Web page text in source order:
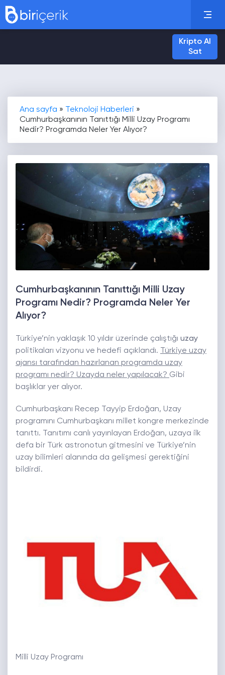
Kripto Al
Sat
Ana sayfa » Teknoloji Haberleri »
Cumhurbaşkanının Tanıttığı Milli Uzay Programı
Nedir? Programda Neler Yer Alıyor?
Cumhurbaşkanının Tanıttığı Milli Uzay
Programı Nedir? Programda Neler Yer
Alıyor?
Türkiye’nin yaklaşık 10 yıldır üzerinde çalıştığı uzay
politikaları vizyonu ve hedefi açıklandı.
Türkiye uzay
ajansı tarafından hazırlanan programda uzay
programı nedir? Uzayda neler yapılacak? Gibi
başlıklar yer alıyor.
Cumhurbaşkanı Recep Tayyip Erdoğan, Uzay
programını Cumhurbaşkanı millet kongre merkezinde
tanıttı. Tanıtımı canlı yayınlayan Erdoğan, uzaya ilk
defa bir Türk astronotun gitmesini ve Türkiye’nin
uzay bilimleri alanında da gelişmesi gerektiğini
bildirdi.
Milli Uzay Programı